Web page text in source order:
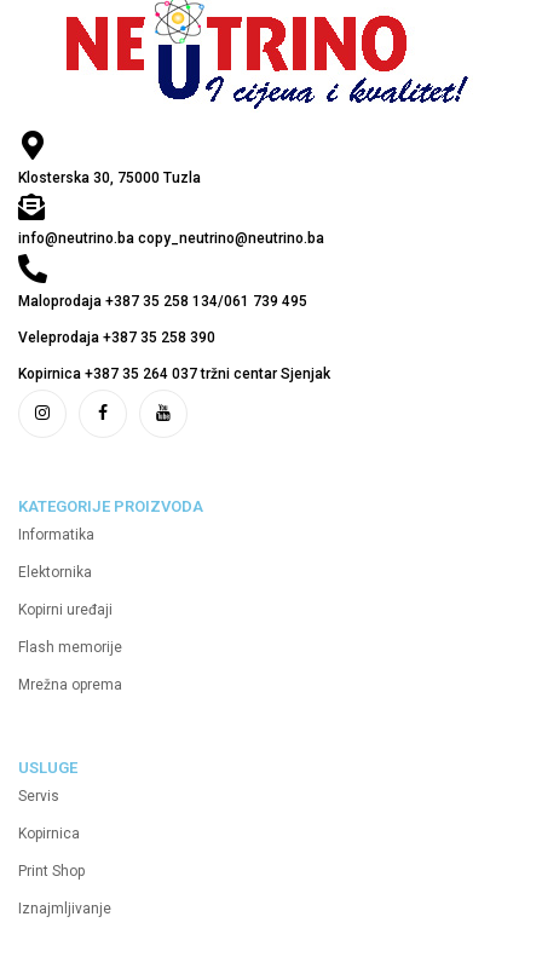
Klosterska 30, 75000 Tuzla
info@neutrino.ba copy_neutrino@neutrino.ba
Maloprodaja +387 35 258 134/061 739 495
Veleprodaja +387 35 258 390
Kopirnica +387 35 264 037 tržni centar Sjenjak
KATEGORIJE PROIZVODA
Informatika
Elektornika
Kopirni uređaji
Flash memorije
Mrežna oprema
USLUGE
Servis
Kopirnica
Print Shop
Iznajmljivanje